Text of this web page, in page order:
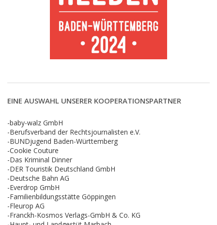
EINE AUSWAHL UNSERER KOOPERATIONSPARTNER
-baby-walz GmbH
-Berufsverband der Rechtsjournalisten e.V.
-BUNDjugend Baden-Württemberg
-Cookie Couture
-Das Kriminal Dinner
-DER Touristik Deutschland GmbH
-Deutsche Bahn AG
-Everdrop GmbH
-Familienbildungsstätte Göppingen
-Fleurop AG
-Franckh-Kosmos Verlags-GmbH & Co. KG